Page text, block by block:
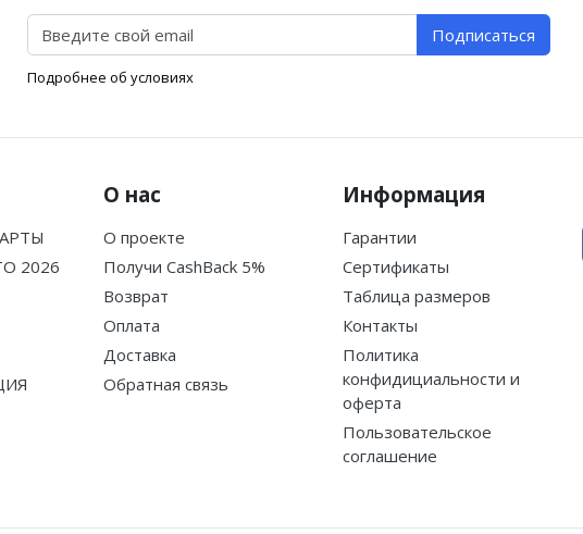
Подписаться
Подробнее об условиях
2026
О нас
О проекте
Получи CashBack 5%
Возврат
Оплата
Доставка
Обратная связь
Информация
Гарантии
Сертификаты
Таблица размеров
Контакты
Политика
конфидициальности и
оферта
Пользовательское
соглашение